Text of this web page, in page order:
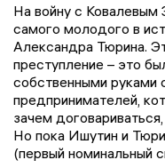
На войну с
самого молодого в
Александра Тюрина.
преступление – это
собственными руками
предпринимателей,
зачем
Но пока Ишутин и
(первый номинальный